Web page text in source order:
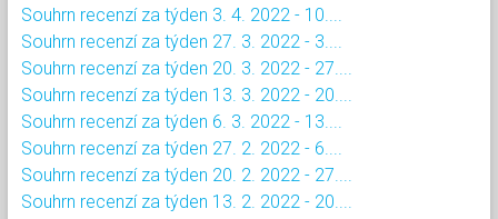
Souhrn recenzí za týden 3. 4. 2022 - 10....
Souhrn recenzí za týden 27. 3. 2022 - 3....
Souhrn recenzí za týden 20. 3. 2022 - 27....
Souhrn recenzí za týden 13. 3. 2022 - 20....
Souhrn recenzí za týden 6. 3. 2022 - 13....
Souhrn recenzí za týden 27. 2. 2022 - 6....
Souhrn recenzí za týden 20. 2. 2022 - 27....
Souhrn recenzí za týden 13. 2. 2022 - 20....